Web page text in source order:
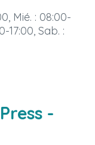
Mié. : 08:00-
17:00, Sab. :
-